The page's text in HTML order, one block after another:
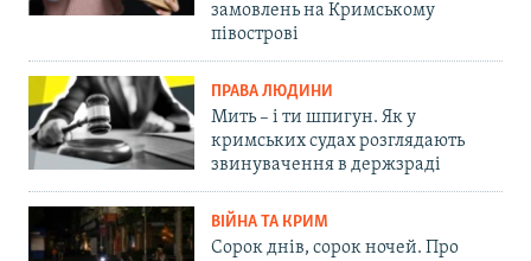
замовлень на Кримському
півострові
ПРАВА ЛЮДИНИ
Мить – і ти шпигун. Як у
кримських судах розглядають
звинувачення в держзраді
ВІЙНА ТА КРИМ
Сорок днів, сорок ночей. Про